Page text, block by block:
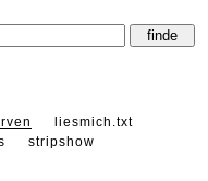
liesmich.txt
stripshow